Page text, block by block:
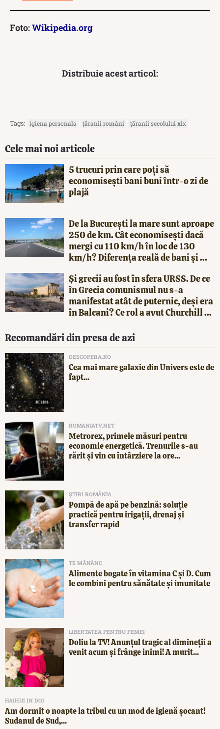
Foto:Wikipedia.org
Distribuie acest articol:
Tags: igiena personala țăranii români țăranii secolului xix
Cele mai noi articole
5 trucuri prin care poți să
economisești bani buni într-o zi de
plajă
De la București la mare sunt aproape
250 de km. Cât economisești dacă
mergi cu 110 km/h în loc de 130
km/h? Diferența reală de bani și ...
Și grecii au fost în sfera URSS. De ce
în Grecia comunismul nu s-a
manifestat atât de puternic, deși era
în Balcani? Ce rol a avut Churchill ...
Recomandări din presa de azi
DESCOPERA.RO
Cea mai mare galaxie din Univers este de
fapt...
ROMANIATV.NET
Metrorex, primele măsuri pentru
economie energetică. Trenurile s-au
rărit și vin cu întârziere la ore...
ȘTIRI ROMÂNIA
Pompă de apă pe benzină: soluție
practică pentru irigații, drenaj și
transfer rapid
TE MĂNÂNC
Alimente bogate în vitamina C și D. Cum
le combini pentru sănătate și imunitate
LIBERTATEA PENTRU FEMEI
Doliu la TV! Anunțul tragic al dimineții a
venit acum și frânge inimi! A murit...
HAIHUI IN DOI
Am dormit o noapte la tribul cu un mod de igienă șocant!
Sudanul de Sud,...